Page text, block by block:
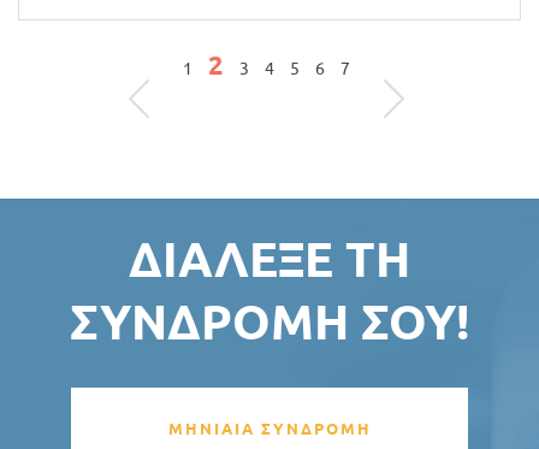
ΣΕΛΊΔΕΣ 1 2 3 4 5 6 7
ΔΙΆΛΕΞΕ ΤΗ
ΣΥΝΔΡΟΜΉ ΣΟΥ!
ΜΗΝΙΑΙΑ ΣΥΝΔΡΟΜΗ